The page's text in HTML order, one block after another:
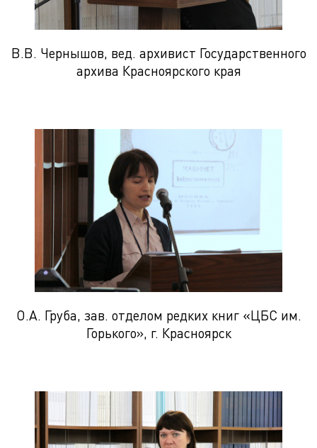
В.В. Чернышов, вед. архивист Государственного
архива Красноярского края
О.А. Груба, зав. отделом редких книг «ЦБС им.
Горького», г. Красноярск